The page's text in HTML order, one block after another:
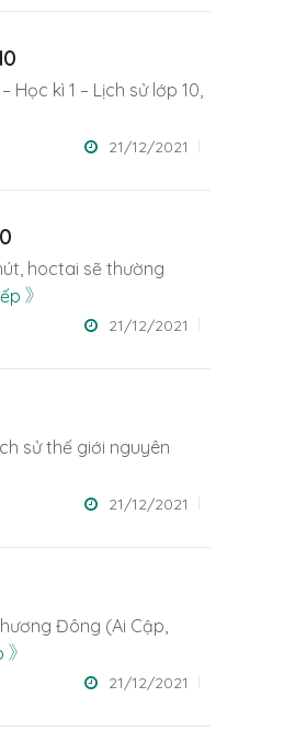
kì 1 – Lịch sử lớp 10,
21/12/2021
hoctai sẽ thường
21/12/2021
sử thế giới nguyên
21/12/2021
Đông (Ai Cập,
21/12/2021